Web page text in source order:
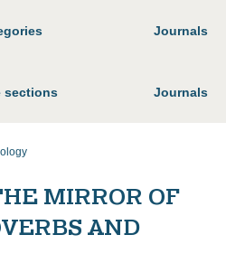
Journals
sections Journals
MIRROR OF
AND